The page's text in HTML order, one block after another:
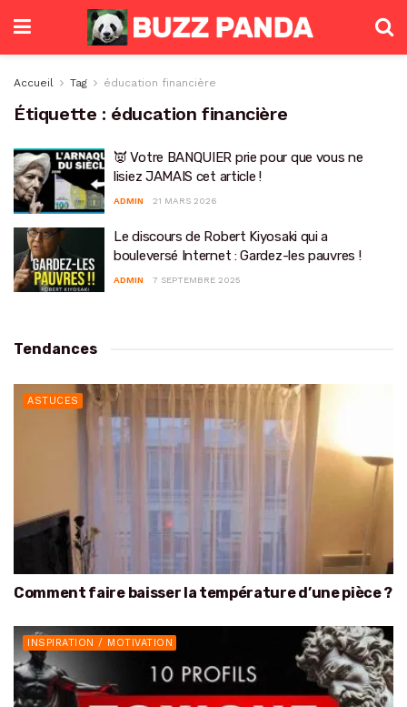
Accueil Tag éducation financière
Étiquette : éducation financière
👿 Votre BANQUIER prie pour que vous ne
lisiez JAMAIS cet article !
ADMIN 21 MARS 2026
Le discours de Robert Kiyosaki qui a
bouleversé Internet : Gardez-les pauvres !
ADMIN 7 SEPTEMBRE 2025
Tendances
ASTUCES
Comment faire baisser la température d’une pièce ?
INSPIRATION / MOTIVATION